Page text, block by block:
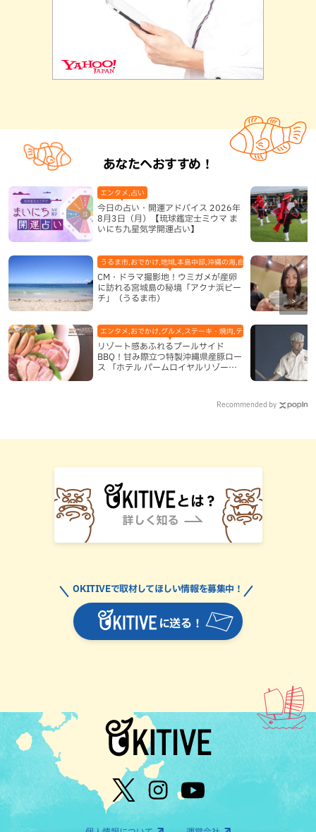
あなたへおすすめ！
今日の占い・開運アドバイス 2026年
8月3日（月）【琉球鑑定士ミウマ ま
いにち九星気学開運占い】
エンタメ,占い
CM・ドラマ撮影地！ウミガメが産卵
に訪れる宮城島の秘境「アクナ浜ビー
チ」（うるま市）
うるま市,おでかけ,地域,本島中部,沖縄の海,自然
リゾート感あふれるプールサイド
BBQ！甘み際立つ特製沖縄県産豚ロー
ス 「ホテル パームロイヤルリゾート
エンタメ,おでかけ,グルメ,ステーキ・焼肉,テレビ,ホテル,地域,本島
Recommended by
に送る！
OKITIVEで取材してほしい情報を募集中！